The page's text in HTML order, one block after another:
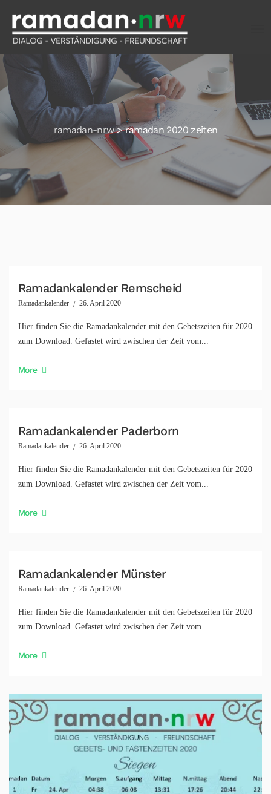
ramadan-nrw>ramadan 2020 zeiten
Ramadankalender Remscheid
Ramadankalender 26. April 2020
Hier finden Sie die Ramadankalender mit den Gebetszeiten für 2020
zum Download. Gefastet wird zwischen der Zeit vom...
More
Ramadankalender Paderborn
Ramadankalender 26. April 2020
Hier finden Sie die Ramadankalender mit den Gebetszeiten für 2020
zum Download. Gefastet wird zwischen der Zeit vom...
More
Ramadankalender Münster
Ramadankalender 26. April 2020
Hier finden Sie die Ramadankalender mit den Gebetszeiten für 2020
zum Download. Gefastet wird zwischen der Zeit vom...
More